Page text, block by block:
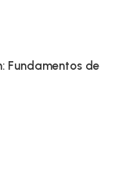
Fundamentos de